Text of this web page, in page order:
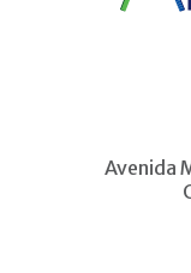
Avenida